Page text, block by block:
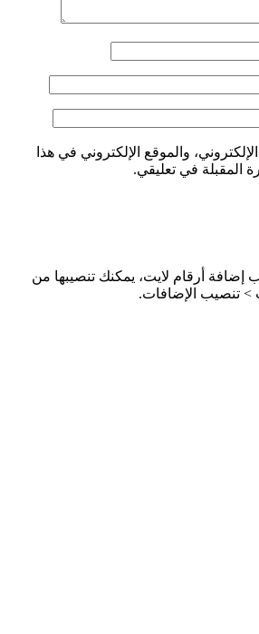
والموقع الإلكتروني في هذا
المقبلة في تعليقي.
إضافة أرقام لايت، يمكنك تنصيبها من
> تنصيب الإضافات.